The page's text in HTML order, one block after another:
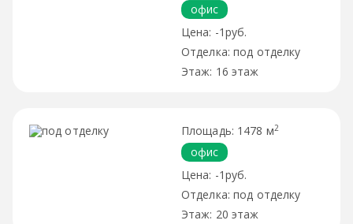
офис
-1руб.
под отделку
16 этаж
1478 м2
офис
-1руб.
под отделку
20 этаж